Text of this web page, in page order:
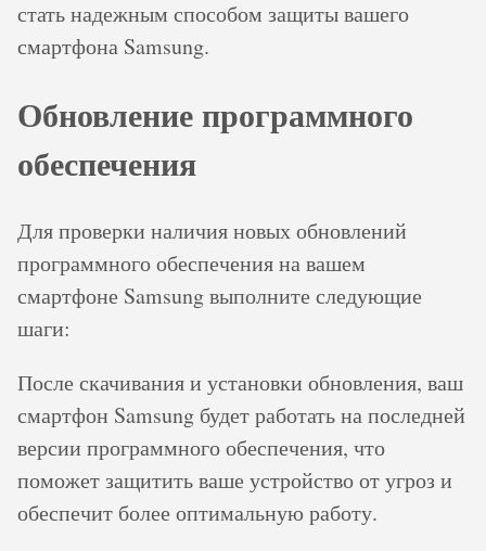
стать надежным способом защиты вашего
смартфона Samsung.
Обновление программного
обеспечения
Для проверки наличия новых обновлений
программного обеспечения на вашем
смартфоне Samsung выполните следующие
шаги:
После скачивания и установки обновления, ваш
смартфон Samsung будет работать на последней
версии программного обеспечения, что
поможет защитить ваше устройство от угроз и
обеспечит более оптимальную работу.